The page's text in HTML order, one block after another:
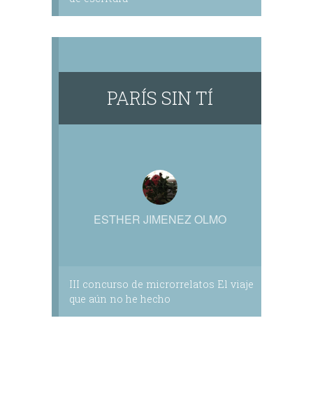
PARÍS SIN TÍ
ESTHER JIMENEZ OLMO
III concurso de microrrelatos El viaje
que aún no he hecho